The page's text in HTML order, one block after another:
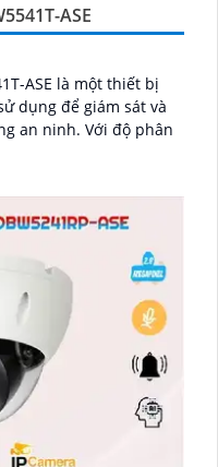
ASE
ASE là một thiết bị
dụng để giám sát và
Với độ phân